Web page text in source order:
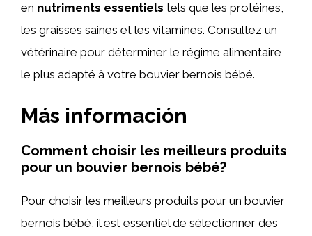
en nutriments essentiels tels que les protéines,
les graisses saines et les vitamines. Consultez un
vétérinaire pour déterminer le régime alimentaire
le plus adapté à votre bouvier bernois bébé.
Más información
Comment choisir les meilleurs produits
pour un bouvier bernois bébé?
Pour choisir les meilleurs produits pour un bouvier
bernois bébé, il est essentiel de sélectionner des